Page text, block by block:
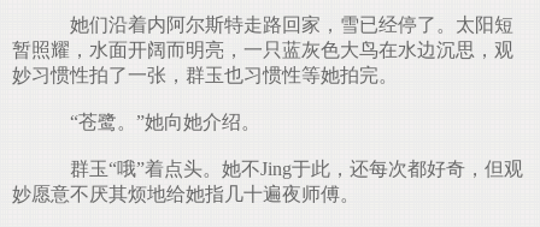
她们沿着内阿尔斯特走路回家，雪已经停了。太阳短
暂照耀，水面开阔而明亮，一只蓝灰色大鸟在水边沉思，观
妙习惯性拍了一张，群玉也习惯性等她拍完。
“苍鹭。”她向她介绍。
群玉“哦”着点头。她不Jing于此，还每次都好奇，但观
妙愿意不厌其烦地给她指几十遍夜师傅。